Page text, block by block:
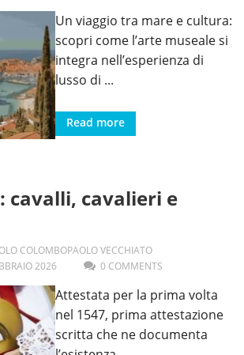
Un viaggio tra mare e cultura:
scopri come l’arte museale si
integra nell’esperienza di
lusso di ...
Read more
cavalli, cavalieri e
COLOMBOPAOLO VECCHIATO
2026 0 COMMENTS
Attestata per la prima volta
nel 1547, prima attestazione
scritta che ne documenta